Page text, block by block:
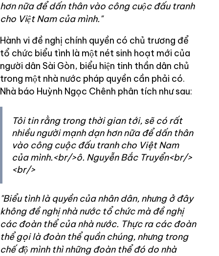
hơn nữa để dấn thân vào công cuộc đấu tranh
cho Việt Nam của mình."
Hành vi đề nghị chính quyền có chủ trương để
tổ chức biểu tình là một nét sinh hoạt mới của
người dân Sài Gòn, biểu hiện tinh thần dân chủ
trong một nhà nước pháp quyền cần phải có.
Nhà báo Huỳnh Ngọc Chênh phân tích như sau:
Tôi tin rằng trong thời gian tới, sẽ có rất
nhiều người mạnh dạn hơn nữa để dấn thân
vào công cuộc đấu tranh cho Việt Nam
của mình.<br/>ô. Nguyễn Bắc Truyển<br/>
<br/>
"Biểu tình là quyền của nhân dân, nhưng ở đây
không đề nghị nhà nước tổ chức mà đề nghị
các đoàn thể của nhà nước. Thực ra các đoàn
thể gọi là đoàn thể quần chúng, nhưng trong
chế độ mình thì những đoàn thể đó do nhà